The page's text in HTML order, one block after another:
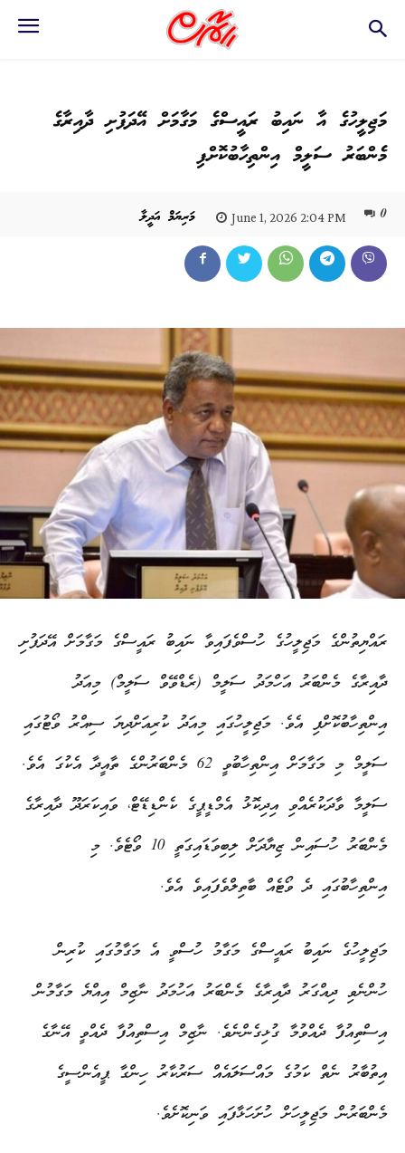
މަޖިލީހުގެ އާ ނައިބު ރައީސްގެ މަގާމަށް އޭދަފުށި ދާއިރާގެ
މެންބަރު ސަލީމް އިންތިހާބުކޮށްފި
މަރިޔަމް އަދީލާ June 1, 2026 2:04 PM 0
ރައްޔިތުންގެ މަޖިލީހުގެ ހުސްވެފައިވާ ނައިބު ރައީސްގެ މަގާމަށް އޭދަފުށި
ދާއިރާގެ މެންބަރު އަހްމަދު ސަލީމް (ރެޑްވޭވް ސަލީމް) މިއަދު
އިންތިހާބުކޮށްފި އެވެ. މަޖިލީހުގައި މިއަދު ކުރިއަށްދިޔަ ސިއްރު ވޯޓުގައި
ސަލީމް މި މަގާމަށް އިންތިހާބުވީ 62 މެންބަރުންގެ ތާއީދާ އެކުގަ އެވެ.
ސަލީމާ ވާދަކުރެއްވި އިދިކޮޅު އެމްޑީޕީގެ ކެންޑިޑޭޓް، ވައިކަރަދޫ ދާއިރާގެ
މެންބަރު ހުސައިން ޒިޔާދަށް ލިބިވަޑައިގަތީ 10 ވޯޓެވެ. މި
އިންތިހާބުގައި ދެ ވޯޓެއް ބާތިލްވެފައިވެ އެވެ.
މަޖިލީހުގެ ނައިބު ރައީސްގެ މަގާމު ހުސްވީ އެ މަގާމުގައި ކުރިން
ހުންނެވި ދިއްގަރު ދާއިރާގެ މެންބަރު އަހުމަދު ނާޒިމް އިއްޔެ މަގާމުން
އިސްތިއުފާ ދެއްވުމާ ގުޅިގެންނެވެ. ނާޒިމް އިސްތިއުފާ ދެއްވީ އޭނާގެ
އިތުބާރު ނެތް ކަމުގެ މައްސަލައެއް ސަރުކާރު ހިންގާ ޕީއެންސީގެ
މެންބަރުން މަޖިލީހަށް ހުށަހަޅާފައި ވަނިކޮށެވެ.